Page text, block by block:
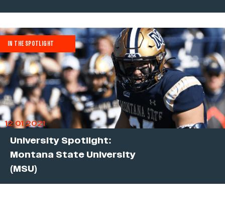
IN THE SPOTLIGHT
12.01.2021
University Spotlight:
Montana State University
(MSU)